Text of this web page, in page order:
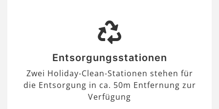
Entsorgungsstationen
Zwei Holiday-Clean-Stationen stehen für
die Entsorgung in ca. 50m Entfernung zur
Verfügung